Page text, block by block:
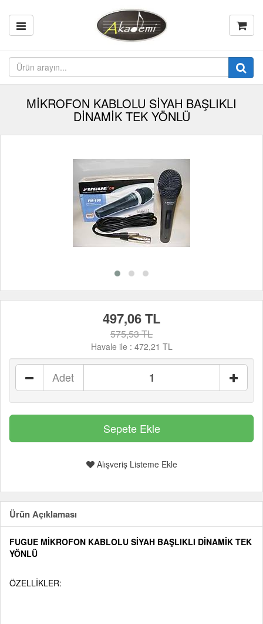
MİKROFON KABLOLU SİYAH BAŞLIKLI
DİNAMİK TEK YÖNLÜ
497,06 TL
575,53 TL
Havale ile : 472,21 TL
Adet
Alışveriş Listeme Ekle
Ürün Açıklaması
FUGUE MİKROFON KABLOLU SİYAH BAŞLIKLI DİNAMİK TEK
YÖNLÜ
ÖZELLİKLER: